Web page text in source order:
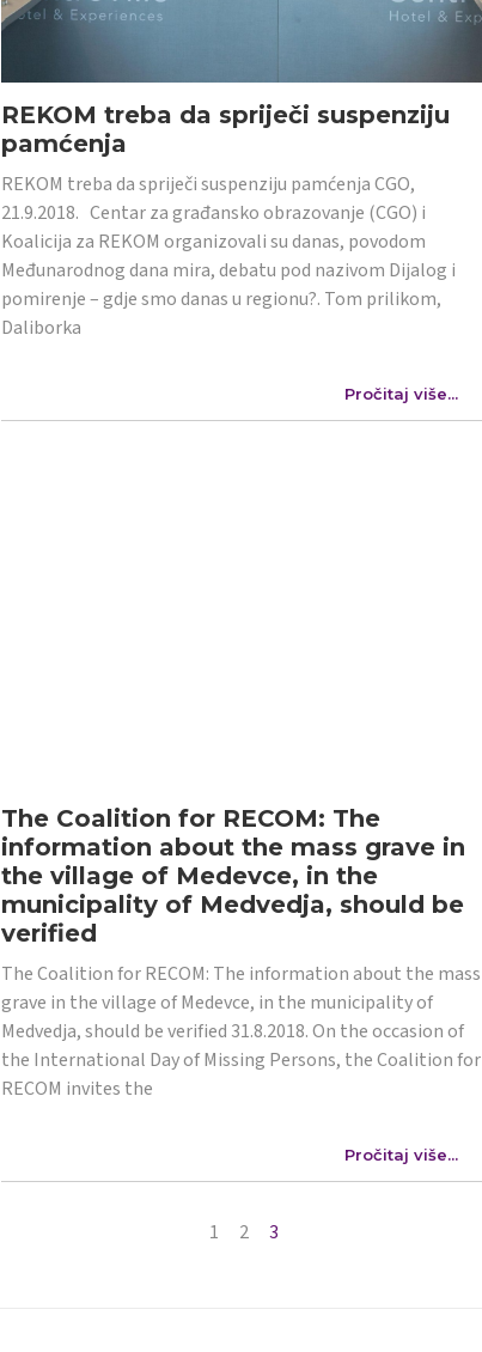
REKOM treba da spriječi suspenziju
pamćenja
REKOM treba da spriječi suspenziju pamćenja CGO,
21.9.2018. Centar za građansko obrazovanje (CGO) i
Koalicija za REKOM organizovali su danas, povodom
Međunarodnog dana mira, debatu pod nazivom Dijalog i
pomirenje – gdje smo danas u regionu?. Tom prilikom,
Daliborka
Pročitaj više...
The Coalition for RECOM: The
information about the mass grave in
the village of Medevce, in the
municipality of Medvedja, should be
verified
The Coalition for RECOM: The information about the mass
grave in the village of Medevce, in the municipality of
Medvedja, should be verified 31.8.2018. On the occasion of
the International Day of Missing Persons, the Coalition for
RECOM invites the
Pročitaj više...
1 2 3